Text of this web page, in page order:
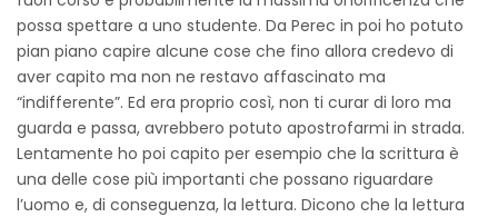
possa spettare a uno studente. Da Perec in poi ho potuto
pian piano capire alcune cose che fino allora credevo di
aver capito ma non ne restavo affascinato ma
“indifferente”. Ed era proprio così, non ti curar di loro ma
guarda e passa, avrebbero potuto apostrofarmi in strada.
Lentamente ho poi capito per esempio che la scrittura è
una delle cose più importanti che possano riguardare
l’uomo e, di conseguenza, la lettura. Dicono che la lettura